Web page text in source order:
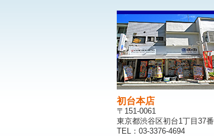
初台本店
〒151-0061
東京都渋谷区初台1丁目37
TEL：03-3376-4694